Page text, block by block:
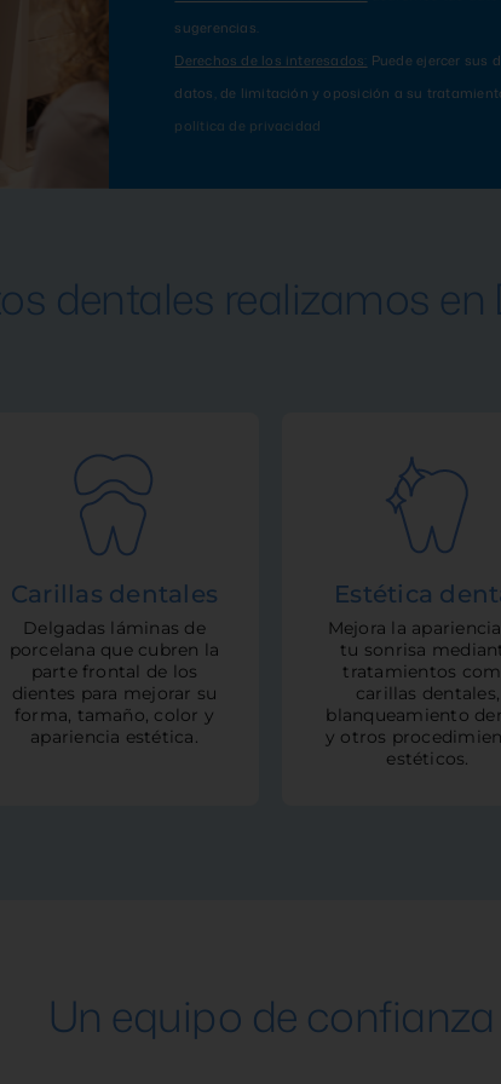
sugerencias.
Derechos de los interesados: Puede ejercer sus
datos, de limitación y oposición a su
política de privacidad
dentales realizamos en
Carillas dentales
Delgadas láminas de
porcelana que cubren la
parte frontal de los
dientes para mejorar su
forma, tamaño, color y
apariencia estética.
Estética
Mejora la
tu sonrisa
tratamientos
carillas dentales,
blanqueamiento
y otros
estéticos.
Un equipo de confianza